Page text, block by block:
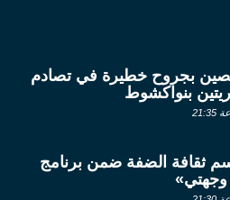
بجروح خطيرة في تصادم
بنواكشوط
ثقافة الضفة ضمن برنامج